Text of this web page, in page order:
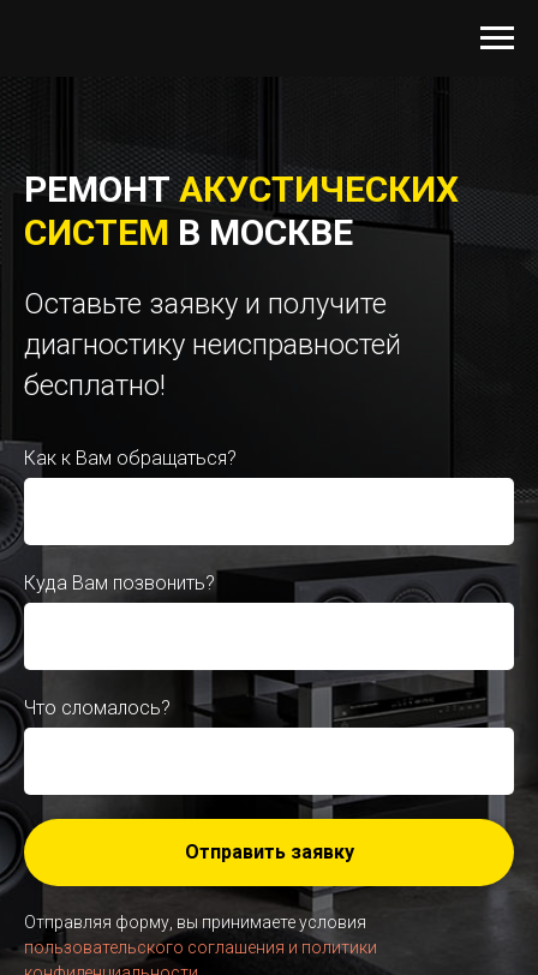
РЕМОНТАКУСТИЧЕСКИХ
СИСТЕМ В МОСКВЕ
Оставьте заявку и получите
диагностику неисправностей
бесплатно!
Как к Вам обращаться?
Куда Вам позвонить?
Что сломалось?
Отправить заявку
Отправляя форму, вы принимаете условия
пользовательского соглашения и политики